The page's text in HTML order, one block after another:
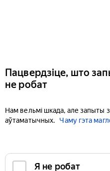
Пацвердзіце, што
не робат
Нам вельмі шкада, але запыты
аўтаматычных.
Чаму гэта
Я не робат